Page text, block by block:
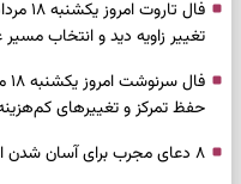
تغییر زاویه دید و انتخاب
حفظ تمرکز و تغییرهای
۸ دعای مجرب برای آسان شدن امور و به اتمام رساندن کار‌ها